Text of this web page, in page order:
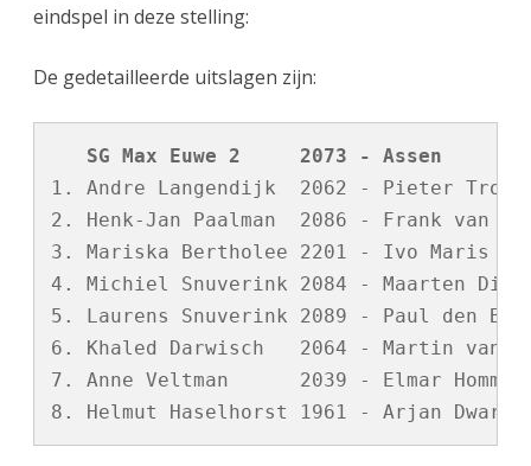
eindspel in deze stelling:
De gedetailleerde uitslagen zijn:
SG Max Euwe 2     2073 - Assen
1. Andre Langendijk  2062 - Pieter
2. Henk-Jan Paalman  2086 - Frank van
3. Mariska Bertholee 2201 - Ivo
4. Michiel Snuverink 2084 - Maarten
5. Laurens Snuverink 2089 - Paul den
6. Khaled Darwisch   2064 - Martin van
7. Anne Veltman      2039 - Elmar